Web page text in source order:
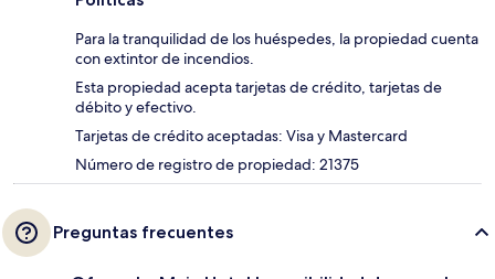
Para la tranquilidad de los huéspedes, la propiedad cuenta
con extintor de incendios.
Esta propiedad acepta tarjetas de crédito, tarjetas de
débito y efectivo.
Tarjetas de crédito aceptadas: Visa y Mastercard
Número de registro de propiedad: 21375
Preguntas frecuentes